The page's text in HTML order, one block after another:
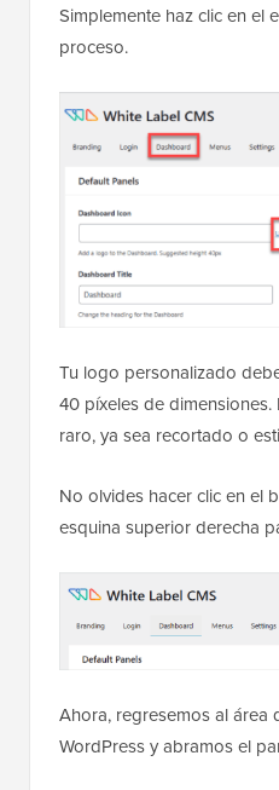
Simplemente haz clic en el
proceso.
Tu logo personalizado
40 píxeles de
raro, ya sea recortado o
No olvides hacer clic en el
esquina superior derecha
Ahora, regresemos al área
WordPress y abramos el